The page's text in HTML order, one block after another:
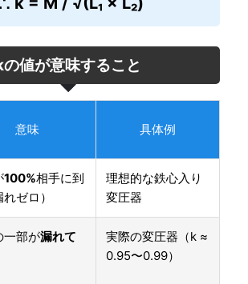
の値が意味すること
意味 具体例
100%相手に到
ゼロ）
理想的な鉄心入り
変圧器
一部が漏れて
実際の変圧器（k ≈
0.95〜0.99）